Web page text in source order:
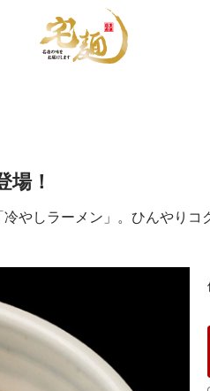
場！
やしラーメン」。ひんやり